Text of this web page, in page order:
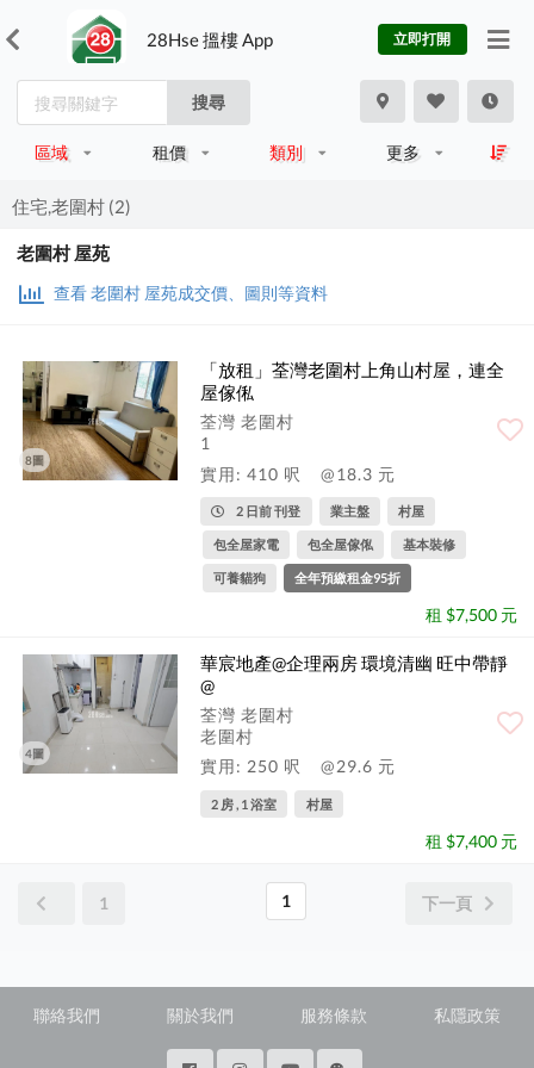
28Hse 搵樓 App 立即打開
搜尋
區域 租價 類別 更多
住宅,老圍村 (2)
老圍村 屋苑
查看 老圍村 屋苑成交價、圖則等資料
8圖
「放租」荃灣老圍村上角山村屋，連全
屋傢俬
荃灣 老圍村
1
實用: 410 呎
@18.3 元
2 日前 刊登 業主盤 村屋
包全屋家電 包全屋傢俬 基本裝修
可養貓狗 全年預繳租金95折
租 $7,500 元
4圖
華宸地產@企理兩房 環境清幽 旺中帶靜
@
荃灣 老圍村
老圍村
實用: 250 呎
@29.6 元
2 房 , 1 浴室 村屋
租 $7,400 元
1 1 下一頁
聯絡我們 關於我們 服務條款 私隱政策